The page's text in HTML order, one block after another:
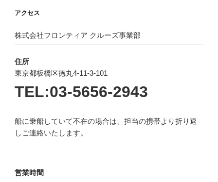
アクセス
株式会社フロンティア クルーズ事業部
住所
東京都板橋区徳丸4-11-3-101
TEL:03-5656-2943
船に乗船していて不在の場合は、担当の携帯より折り返
しご連絡いたします。
営業時間